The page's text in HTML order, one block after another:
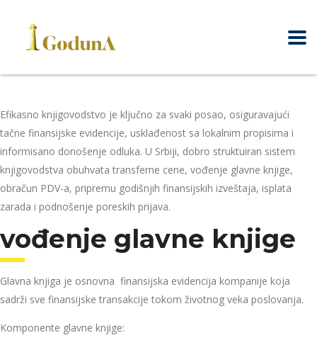
Efikasno knjigovodstvo je ključno za svaki posao, osiguravajući
tačne finansijske evidencije, usklađenost sa lokalnim propisima i
informisano donošenje odluka. U Srbiji, dobro struktuiran sistem
knjigovodstva obuhvata transferne cene, vođenje glavne knjige,
obračun PDV-a, pripremu godišnjih finansijskih izveštaja, isplata
zarada i podnošenje poreskih prijava.
vođenje glavne knjige
Glavna knjiga je osnovna finansijska evidencija kompanije koja
sadrži sve finansijske transakcije tokom životnog veka poslovanja.
Komponente glavne knjige: